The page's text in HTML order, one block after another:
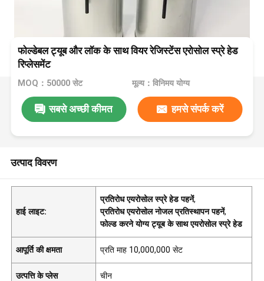
फोल्डेबल ट्यूब और लॉक के साथ वियर रेजिस्टेंस एरोसोल स्प्रे हेड
रिप्लेसमेंट
MOQ：50000 सेट मूल्य：विनिमय योग्य
सबसे अच्छी कीमत हमसे संपर्क करें
उत्पाद विवरण
हाई लाइट:
प्रतिरोध एयरोसोल स्प्रे हेड पहनें,
प्रतिरोध एयरोसोल नोजल प्रतिस्थापन पहनें,
फोल्ड करने योग्य ट्यूब के साथ एयरोसोल स्प्रे हेड
आपूर्ति की क्षमता प्रति माह 10,000,000 सेट
उत्पत्ति के प्लेस चीन